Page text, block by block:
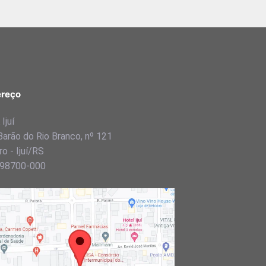
Ijuí
do Rio Branco, nº 121
- Ijuí/RS
000